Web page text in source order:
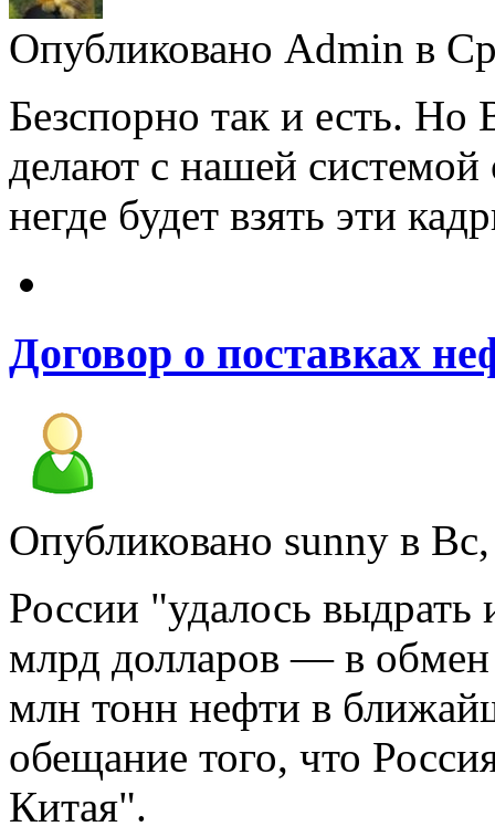
Опубликовано Admin в
Безспорно так и есть.
делают с нашей системой
негде будет взять эти
Договор о поставках
Опубликовано sunny в
России "удалось выдрать
млрд долларов — в обмен
млн тонн нефти в
обещание того, что
Китая".